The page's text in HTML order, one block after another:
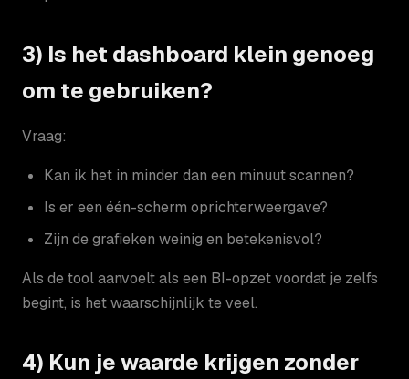
3) Is het dashboard klein genoeg
om te gebruiken?
Vraag:
Kan ik het in minder dan een minuut scannen?
Is er een één-scherm oprichterweergave?
Zijn de grafieken weinig en betekenisvol?
Als de tool aanvoelt als een BI-opzet voordat je zelfs
begint, is het waarschijnlijk te veel.
4) Kun je waarde krijgen zonder